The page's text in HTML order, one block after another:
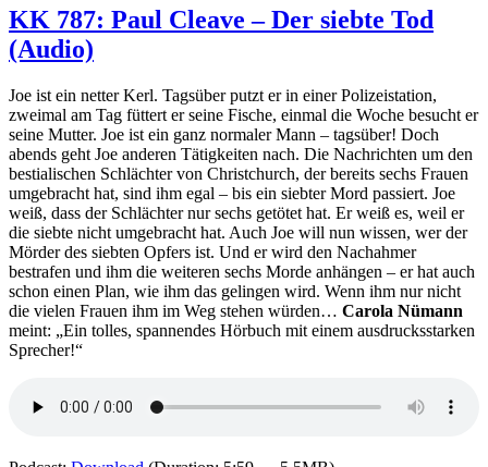
Horowitz
–
des
weißen
Bandes
KK 787: Paul Cleave – Der siebte Tod
(Audio)
Joe ist ein netter Kerl. Tagsüber putzt er in einer Polizeistation,
zweimal am Tag füttert er seine Fische, einmal die Woche besucht er
seine Mutter. Joe ist ein ganz normaler Mann – tagsüber! Doch
abends geht Joe anderen Tätigkeiten nach. Die Nachrichten um den
bestialischen Schlächter von Christchurch, der bereits sechs Frauen
umgebracht hat, sind ihm egal – bis ein siebter Mord passiert. Joe
weiß, dass der Schlächter nur sechs getötet hat. Er weiß es, weil er
die siebte nicht umgebracht hat. Auch Joe will nun wissen, wer der
Mörder des siebten Opfers ist. Und er wird den Nachahmer
bestrafen und ihm die weiteren sechs Morde anhängen – er hat auch
schon einen Plan, wie ihm das gelingen wird. Wenn ihm nur nicht
die vielen Frauen ihm im Weg stehen würden… Carola Nümann
meint: „Ein tolles, spannendes Hörbuch mit einem ausdrucksstarken
Sprecher!“